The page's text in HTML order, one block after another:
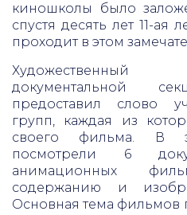
киношколы было
спустя десять лет 11-
проходит в этом
документальной
предоставил слово
групп, каждая из
своего фильма. В
посмотрели 6
анимационных
содержанию и
Основная тема фильмов